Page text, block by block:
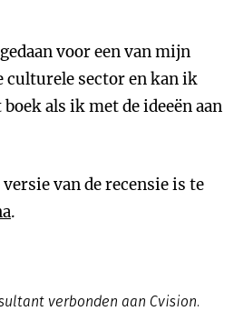
voor een van mijn
culturele sector en kan ik
als ik met de ideeën aan
van de recensie is te
.
verbonden aan Cvision.